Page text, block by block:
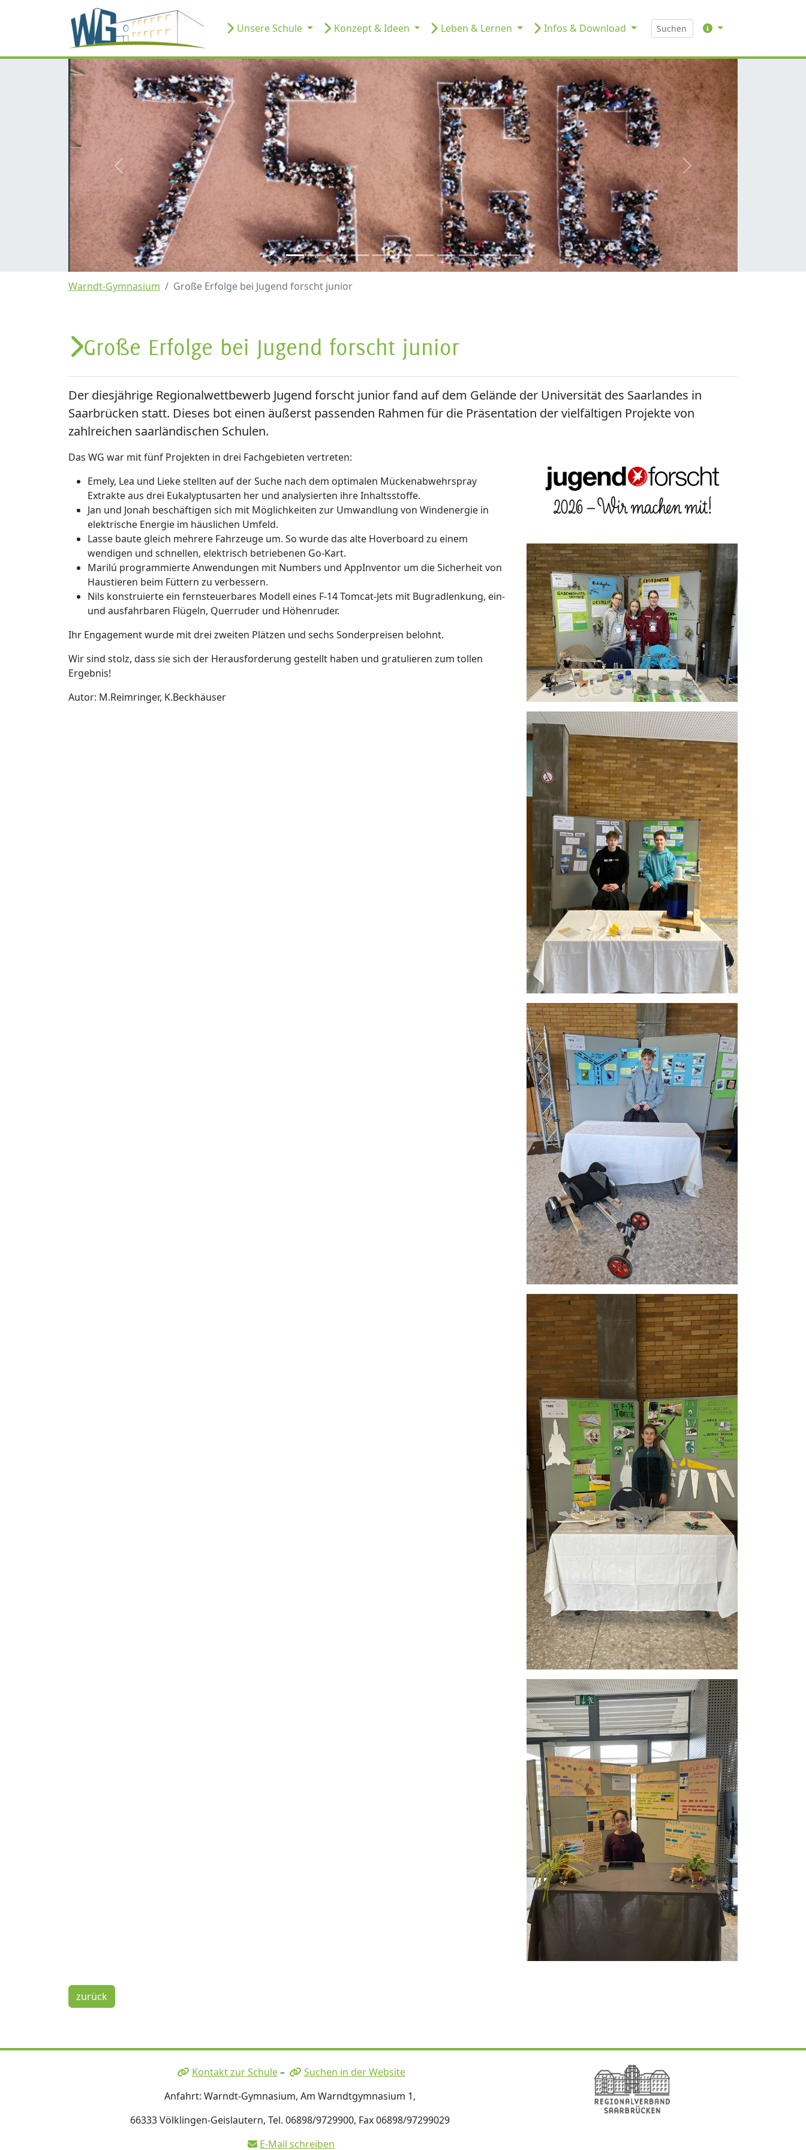
Unsere Schule Konzept & Ideen Leben & Lernen Infos & Download
zurück weiter
Warndt-Gymnasium Große Erfolge bei Jugend forscht junior
Große Erfolge bei Jugend forscht junior
Der diesjährige Regionalwettbewerb Jugend forscht junior fand auf dem Gelände der Universität des Saarlandes in
Saarbrücken statt. Dieses bot einen äußerst passenden Rahmen für die Präsentation der vielfältigen Projekte von
zahlreichen saarländischen Schulen.
Das WG war mit fünf Projekten in drei Fachgebieten vertreten:
Emely, Lea und Lieke stellten auf der Suche nach dem optimalen Mückenabwehrspray
Extrakte aus drei Eukalyptusarten her und analysierten ihre Inhaltsstoffe.
Jan und Jonah beschäftigen sich mit Möglichkeiten zur Umwandlung von Windenergie in
elektrische Energie im häuslichen Umfeld.
Lasse baute gleich mehrere Fahrzeuge um. So wurde das alte Hoverboard zu einem
wendigen und schnellen, elektrisch betriebenen Go-Kart.
Marilú programmierte Anwendungen mit Numbers und AppInventor um die Sicherheit von
Haustieren beim Füttern zu verbessern.
Nils konstruierte ein fernsteuerbares Modell eines F-14 Tomcat-Jets mit Bugradlenkung, ein-
und ausfahrbaren Flügeln, Querruder und Höhenruder.
Ihr Engagement wurde mit drei zweiten Plätzen und sechs Sonderpreisen belohnt.
Wir sind stolz, dass sie sich der Herausforderung gestellt haben und gratulieren zum tollen
Ergebnis!
Autor: M.Reimringer, K.Beckhäuser
zurück
Kontakt zur Schule–
Suchen in der Website
Anfahrt: Warndt-Gymnasium, Am Warndtgymnasium 1,
66333 Völklingen-Geislautern, Tel. 06898/9729900, Fax 06898/97299029
E-Mail schreiben